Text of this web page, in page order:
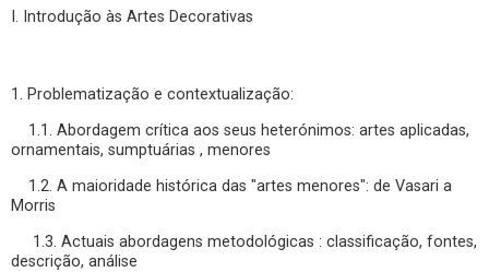
I. Introdução às Artes Decorativas
1. Problematização e contextualização:
1.1. Abordagem crítica aos seus heterónimos: artes aplicadas,
ornamentais, sumptuárias , menores
1.2. A maioridade histórica das "artes menores": de Vasari a
Morris
1.3. Actuais abordagens metodológicas : classificação, fontes,
descrição, análise